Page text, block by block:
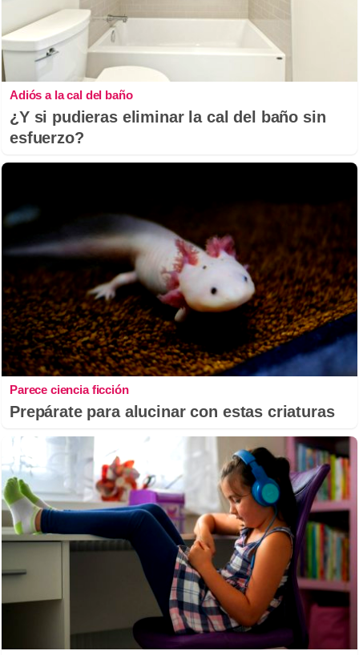
Adiós a la cal del baño
¿Y si pudieras eliminar la cal del baño sin
esfuerzo?
Parece ciencia ficción
Prepárate para alucinar con estas criaturas